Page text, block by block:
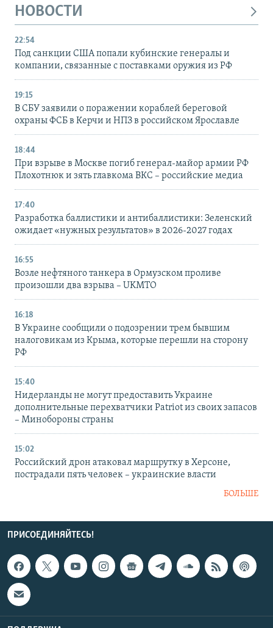
НОВОСТИ
22:54
Под санкции США попали кубинские генералы и
компании, связанные с поставками оружия из РФ
19:15
В СБУ заявили о поражении кораблей береговой
охраны ФСБ в Керчи и НПЗ в российском Ярославле
18:44
При взрыве в Москве погиб генерал-майор армии РФ
Плохотнюк и зять главкома ВКС – российские медиа
17:40
Разработка баллистики и антибаллистики: Зеленский
ожидает «нужных результатов» в 2026-2027 годах
16:55
Возле нефтяного танкера в Ормузском проливе
произошли два взрыва – UKMTO
16:18
В Украине сообщили о подозрении трем бывшим
налоговикам из Крыма, которые перешли на сторону
РФ
15:40
Нидерланды не могут предоставить Украине
дополнительные перехватчики Patriot из своих запасов
– Минобороны страны
15:02
Российский дрон атаковал маршрутку в Херсоне,
пострадали пять человек – украинские власти
БОЛЬШЕ
ПРИСОЕДИНЯЙТЕСЬ!